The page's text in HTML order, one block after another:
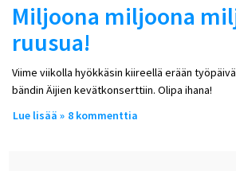
Miljoona miljoona
ruusua!
Viime viikolla hyökkäsin kiireellä erään
bändin Äijien kevätkonserttiin. Olipa ihana!
Lue lisää about Miljoona miljoona miljoona
8 kommenttia